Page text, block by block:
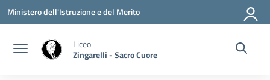
Vai ai contenuti
Vai al menu di navigazione
Vai al footer
Ministero dell'Istruzione e del Merito
Liceo
Zingarelli - Sacro Cuore